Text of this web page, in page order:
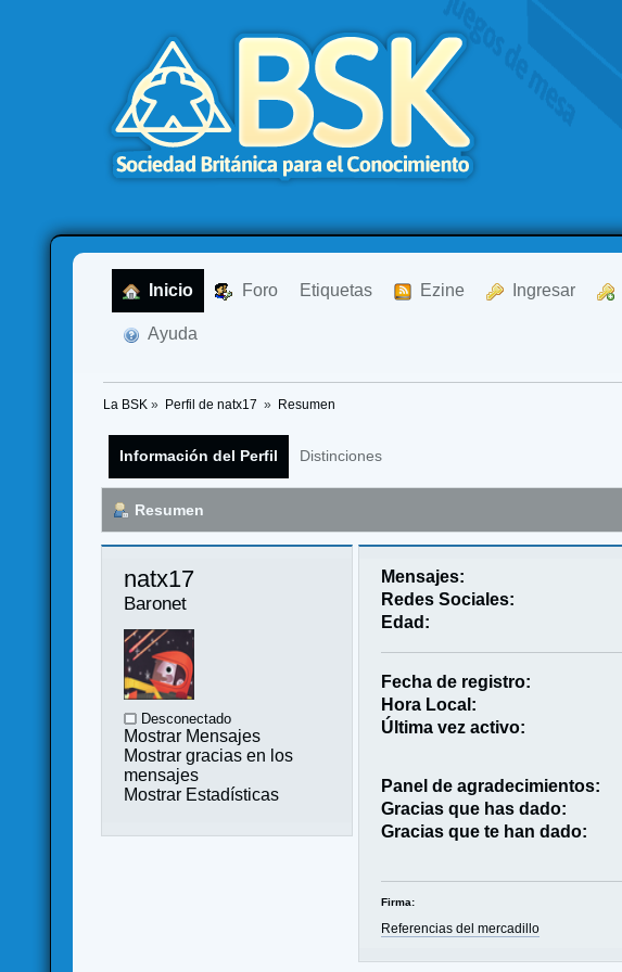
Inicio Foro Etiquetas Ezine Ingresar
Ayuda
La BSK » Perfil de natx17 » Resumen
Información del Perfil Distinciones
Resumen
natx17
Baronet
Desconectado
Mostrar Mensajes
Mostrar gracias en los
mensajes
Mostrar Estadísticas
Mensajes:
Redes Sociales:
Edad:
Fecha de registro:
Hora Local:
Última vez activo:
Panel de agradecimientos:
Gracias que has dado:
Gracias que te han dado:
Firma:
Referencias del mercadillo